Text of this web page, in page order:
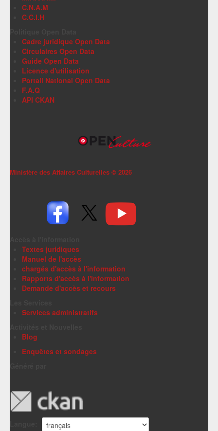
C.N.A.M
C.C.I.H
Cadre juridique Open Data
Circulaires Open Data
Guide Open Data
Licence d'utilisation
Portail National Open Data
F.A.Q
API CKAN
Ministère des Affaires Culturelles © 2026
Textes juridiques
Manuel de l'accès
chargés d'accès à l'information
Rapports d'accès à l'information
Demande d'accès et recours
Services administratifs
Blog
Enquêtes et sondages